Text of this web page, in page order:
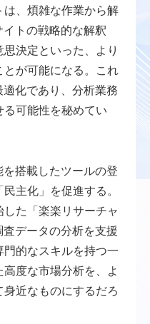
、煩雑な作業から解
トの戦略的な解釈
決定といった、より
が可能になる。これ
化であり、分析業務
可能性を秘めてい
搭載したツールの登
主化」を促進する。
た「楽楽リサーチャ
データの分析を支援
的なスキルを持つ一
度な市場分析を、よ
近なものにするだろ